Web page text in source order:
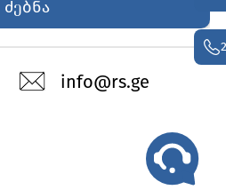
info@rs.ge